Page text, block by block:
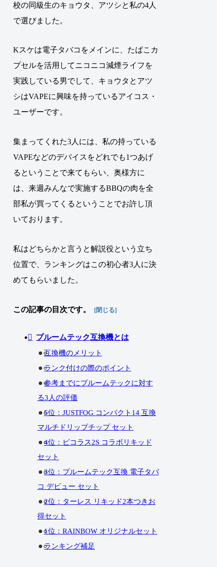
校の同級生のキョウタ、アツシと私の4人
で選びました。
Kスケは電子タバコをメインに、たばこカ
プセルを活用してニコニコ減煙ライフを
実践している男でして、キョウタとアツ
シはVAPEに興味を持っているアイコス・
ユーザーです。
集まってくれた3人には、私の持っている
VAPEなどのデバイスをどれでも1つあげ
るということで来てもらい、奥様方に
は、来週みんなで実施するBBQの肉を全
部私が買ってくるということでお許し頂
いております。
私はどちらかと言うと解説役という立ち
位置で、ランキングはこの初心者3人に決
めてもらいました。
この記事の目次です。
プルームテック互換機とは
互換機のメリット
ランク付けの際のポイント
参考までにプルームテックに対す
る3人の評価
5位：JUSTFOG コンパクト14 互換
マルチドリップチップ セット
4位：ピコラス2S コラボリキッド
セット
3位：プルームテック互換 電子タバ
コ デビュー セット
2位：ターレス リキッド2本つきお
得セット
1位：RAINBOW オリジナルセット
ランキング補足